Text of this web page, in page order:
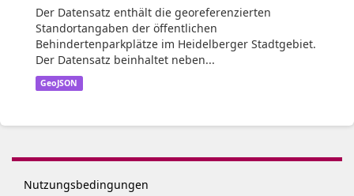
Der Datensatz enthält die georeferenzierten
Standortangaben der öffentlichen
Behindertenparkplätze im Heidelberger Stadtgebiet.
Der Datensatz beinhaltet neben...
GeoJSON
Nutzungsbedingungen